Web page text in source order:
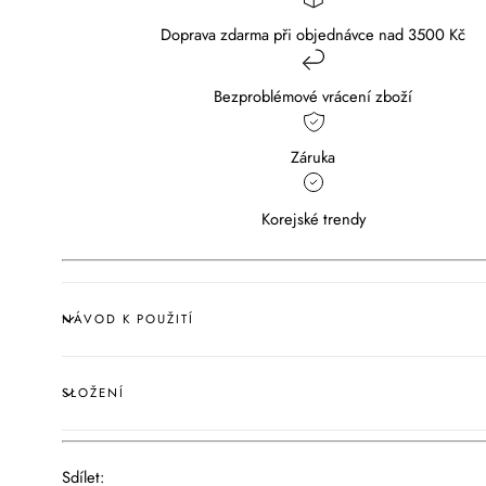
Doprava zdarma při objednávce nad 3500 Kč
Bezproblémové vrácení zboží
Záruka
Korejské trendy
NÁVOD K POUŽITÍ
SLOŽENÍ
Sdílet: